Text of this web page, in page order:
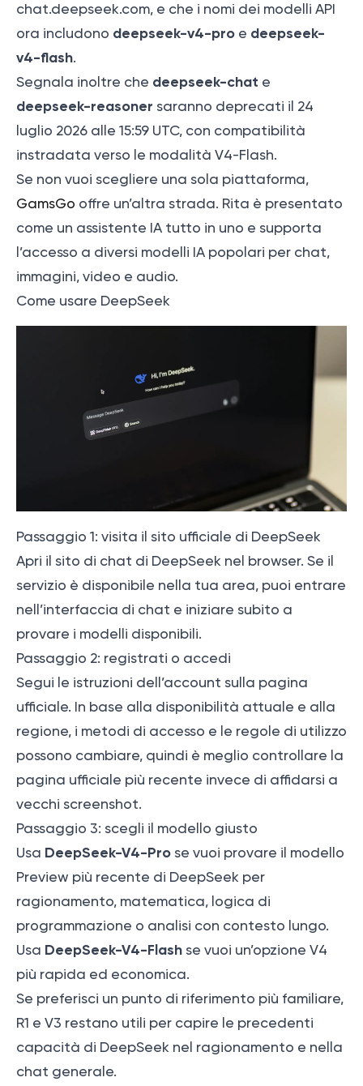
chat.deepseek.com, e che i nomi dei modelli API
ora includono deepseek-v4-pro e deepseek-
v4-flash.
Segnala inoltre che deepseek-chat e
deepseek-reasoner saranno deprecati il 24
luglio 2026 alle 15:59 UTC, con compatibilità
instradata verso le modalità V4-Flash.
Se non vuoi scegliere una sola piattaforma,
GamsGo offre un’altra strada. Rita è presentato
come un assistente IA tutto in uno e supporta
l’accesso a diversi modelli IA popolari per chat,
immagini, video e audio.
Come usare DeepSeek
Passaggio 1: visita il sito ufficiale di DeepSeek
Apri il sito di chat di DeepSeek nel browser. Se il
servizio è disponibile nella tua area, puoi entrare
nell’interfaccia di chat e iniziare subito a
provare i modelli disponibili.
Passaggio 2: registrati o accedi
Segui le istruzioni dell’account sulla pagina
ufficiale. In base alla disponibilità attuale e alla
regione, i metodi di accesso e le regole di utilizzo
possono cambiare, quindi è meglio controllare la
pagina ufficiale più recente invece di affidarsi a
vecchi screenshot.
Passaggio 3: scegli il modello giusto
Usa DeepSeek-V4-Pro se vuoi provare il modello
Preview più recente di DeepSeek per
ragionamento, matematica, logica di
programmazione o analisi con contesto lungo.
Usa DeepSeek-V4-Flash se vuoi un’opzione V4
più rapida ed economica.
Se preferisci un punto di riferimento più familiare,
R1 e V3 restano utili per capire le precedenti
capacità di DeepSeek nel ragionamento e nella
chat generale.